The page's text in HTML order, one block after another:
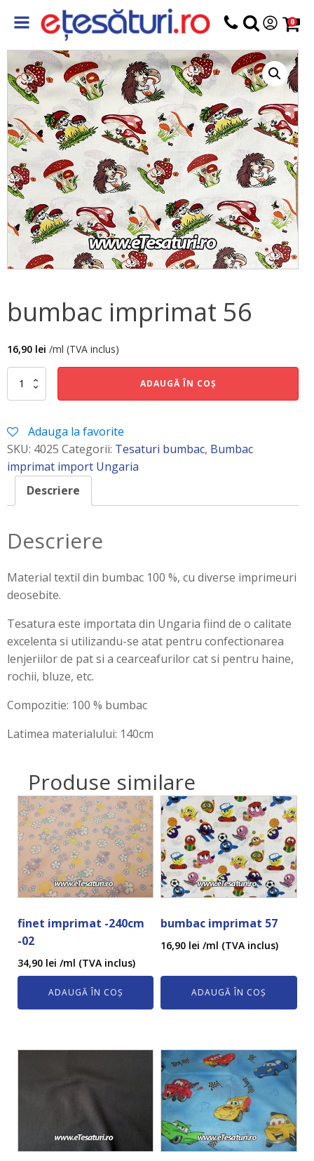
0
bumbac imprimat 56
16,90 lei /ml (TVA inclus)
Cantitate
bumbac
ADAUGĂ ÎN COȘ
Adauga la favorite
SKU: 4025 Categorii: Tesaturi bumbac, Bumbac
imprimat import Ungaria
Descriere
Descriere
Material textil din bumbac 100 %, cu diverse imprimeuri
deosebite.
Tesatura este importata din Ungaria fiind de o calitate
excelenta si utilizandu-se atat pentru confectionarea
lenjeriilor de pat si a cearceafurilor cat si pentru haine,
rochii, bluze, etc.
Compozitie: 100 % bumbac
Latimea materialului: 140cm
Produse similare
finet imprimat -240cm
-02
34,90 lei /ml (TVA inclus)
ADAUGĂ ÎN COȘ
bumbac imprimat 57
16,90 lei /ml (TVA inclus)
ADAUGĂ ÎN COȘ